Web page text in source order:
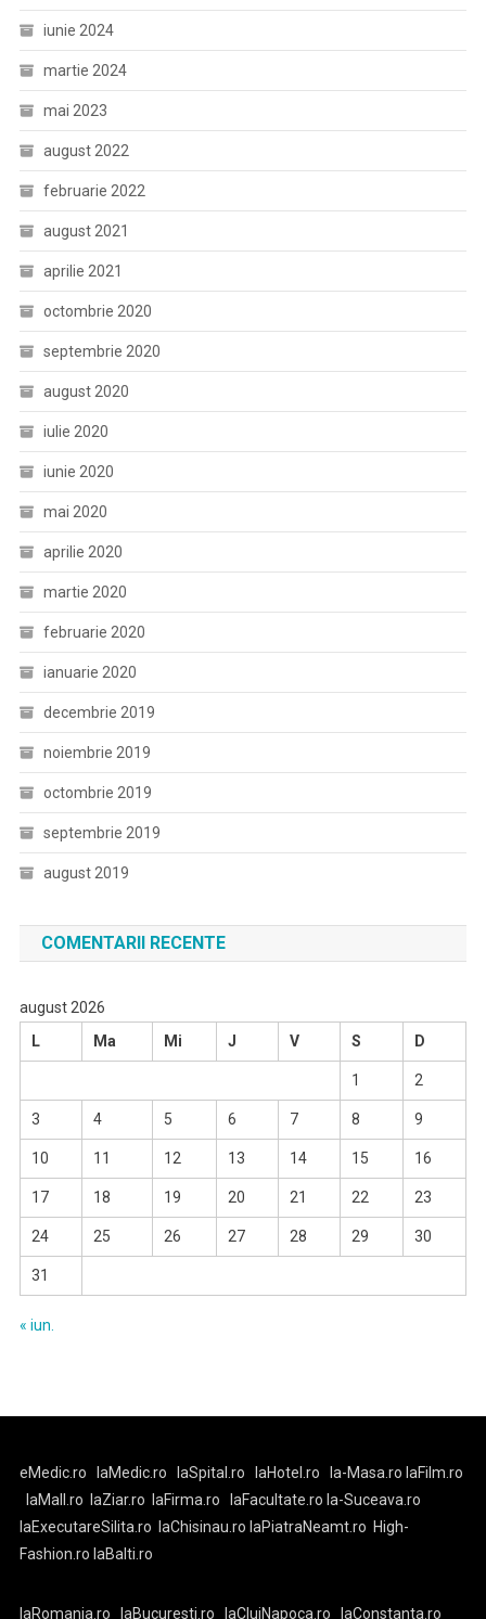
iunie 2024
martie 2024
mai 2023
august 2022
februarie 2022
august 2021
aprilie 2021
octombrie 2020
septembrie 2020
august 2020
iulie 2020
iunie 2020
mai 2020
aprilie 2020
martie 2020
februarie 2020
ianuarie 2020
decembrie 2019
noiembrie 2019
octombrie 2019
septembrie 2019
august 2019
COMENTARII RECENTE
august 2026
L
Ma Mi J V S D
1 2
3 4 5 6 7 8 9
10 11 12 13 14 15 16
17 18 19 20 21 22 23
24 25 26 27 28 29 30
31
« iun.
eMedic.ro laMedic.ro laSpital.ro laHotel.ro la-Masa.ro laFilm.ro
laMall.ro
laZiar.ro laFirma.ro laFacultate.ro la-Suceava.ro
laExecutareSilita.ro
laChisinau.ro laPiatraNeamt.ro High-
Fashion.ro laBalti.ro
laRomania.ro laBucuresti.ro laClujNapoca.ro laConstanta.ro